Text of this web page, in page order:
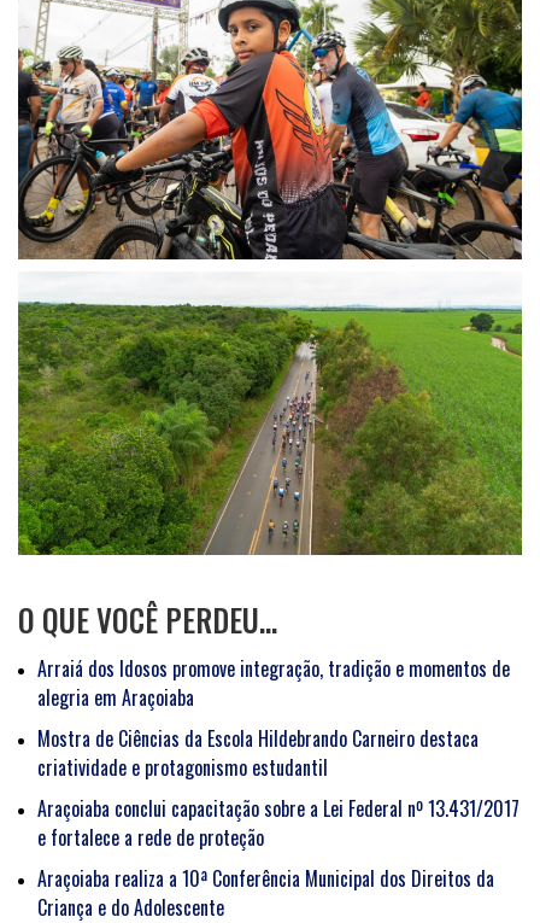
O QUE VOCÊ PERDEU…
Arraiá dos Idosos promove integração, tradição e momentos de
alegria em Araçoiaba
Mostra de Ciências da Escola Hildebrando Carneiro destaca
criatividade e protagonismo estudantil
Araçoiaba conclui capacitação sobre a Lei Federal nº 13.431/2017
e fortalece a rede de proteção
Araçoiaba realiza a 10ª Conferência Municipal dos Direitos da
Criança e do Adolescente